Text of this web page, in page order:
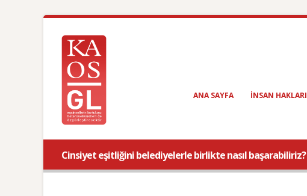
ANA SAYFA INSAN HAKLARI
Cinsiyet eşitliğini belediyelerle birlikte nasıl başarabiliriz?